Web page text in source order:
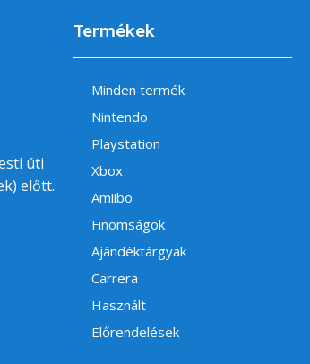
úti
előtt.
Termékek
Minden termék
Nintendo
Playstation
Xbox
Amiibo
Finomságok
Ajándéktárgyak
Carrera
Használt
Előrendelések